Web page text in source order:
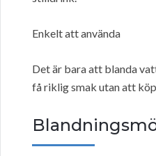
Enkelt att använda
Det är bara att blanda
få riklig smak utan att